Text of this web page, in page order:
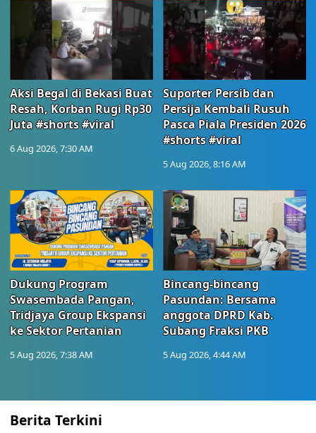
Aksi Begal di Bekasi Buat
Resah, Korban Rugi Rp30
Juta #shorts #viral
6 Aug 2026, 7:30 AM
Suporter Persib dan
Persija Kembali Rusuh
Pasca Piala Presiden 2026
#shorts #viral
5 Aug 2026, 8:16 AM
Dukung Program
Swasembada Pangan,
Tridjaya Group Ekspansi
ke Sektor Pertanian
5 Aug 2026, 7:38 AM
Bincang-bincang
Pasundan: Bersama
anggota DPRD Kab.
Subang Fraksi PKB
5 Aug 2026, 4:44 AM
Berita Terkini